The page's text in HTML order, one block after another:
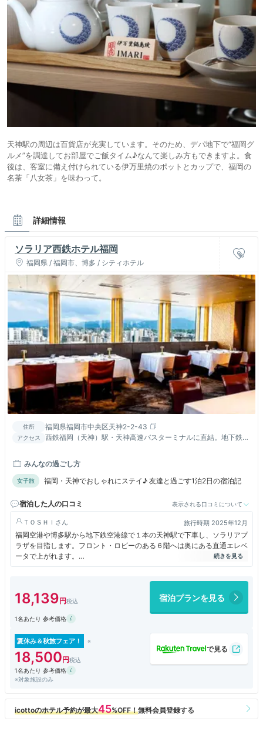
天神駅の周辺は百貨店が充実しています。そのため、デパ地下で“福岡グ
ルメ”を調達してお部屋でご飯タイム♪なんて楽しみ方もできますよ。食
後は、客室に備え付けられている伊万里焼のポットとカップで、福岡の
名茶「八女茶」を味わって。
詳細情報
ソラリア西鉄ホテル福岡
福岡県 / 福岡市、博多 / シティホテル
住所 福岡県福岡市中央区天神2-2-43
アクセス
西鉄福岡（天神）駅・天神高速バスターミナルに直結。地下鉄
ります。
みんなの過ごし方
女子旅 福岡・天神でおしゃれにステイ♪ 友達と過ごす1泊2日の宿泊記
宿泊した人の口コミ 表示される口コミについて
ＴＯＳＨＩ 旅行時期 2025年12月
福岡空港や博多駅から地下鉄空港線で１本の天神駅で下車し、ソラリアプ
ラザを目指します。フロント・ロビーのある６階へは奥にある直通エレベ
ータで上がれます。
チェックイン前の昼過ぎでも、キャリーケースなどを預かってくれて身軽
手書きした下手くそな文字でも認識してくれました。
客室のある上階へ行くには、まず部屋のカードキーをタッチしてから行先
階ボタンを押すセキュリティの高い方式です。
れ、遠くに博多ポートタワーが見えます。
洗面室は広くゆったりしていますが、アメニティグッズは置かれていませ
ん。チェックインの後ロビーから必要なものを持って上がるシステムで
す。トイレとガラスで仕切られているバスルームには、大きいシャワーが
別に付けられた細長い洗い場があり重宝しますが、これらトイレ・バスと
ドを下ろすことをお勧めします。
ベッドも快適で、朝はゆっくりめに目覚めました。九州まで来ると、関東
18,139 宿泊プランを見る
1名あたり 参考価格
夏休み＆秋旅フェア！
18,500
1名あたり 参考価格
※対象施設のみ